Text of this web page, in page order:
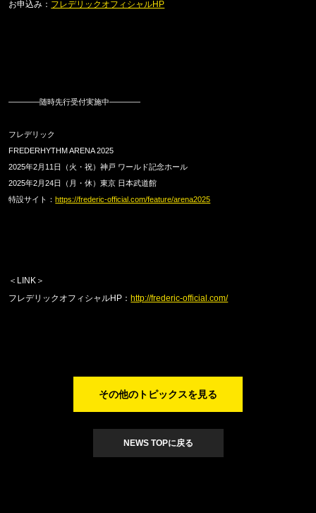
お申込み： フレデリックオフィシャルHP
――――随時先行受付実施中――――
フレデリック
FREDERHYTHM ARENA 2025
2025年2月 11 日（火・祝）神戸 ワールド記念ホール
2025年2月24日（月・休）東京 日本武道館
特設サイト： https://frederic-official.com/feature/arena2025
＜ LINK ＞
フレデリックオフィシャルHP ： http://frederic-official.com/
その他のトピックスを見る
NEWS TOPに戻る